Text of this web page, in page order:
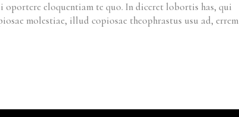
eloquentiam te quo. In diceret lobortis has, qui
molestiae, illud copiosae theophrastus usu ad, errem